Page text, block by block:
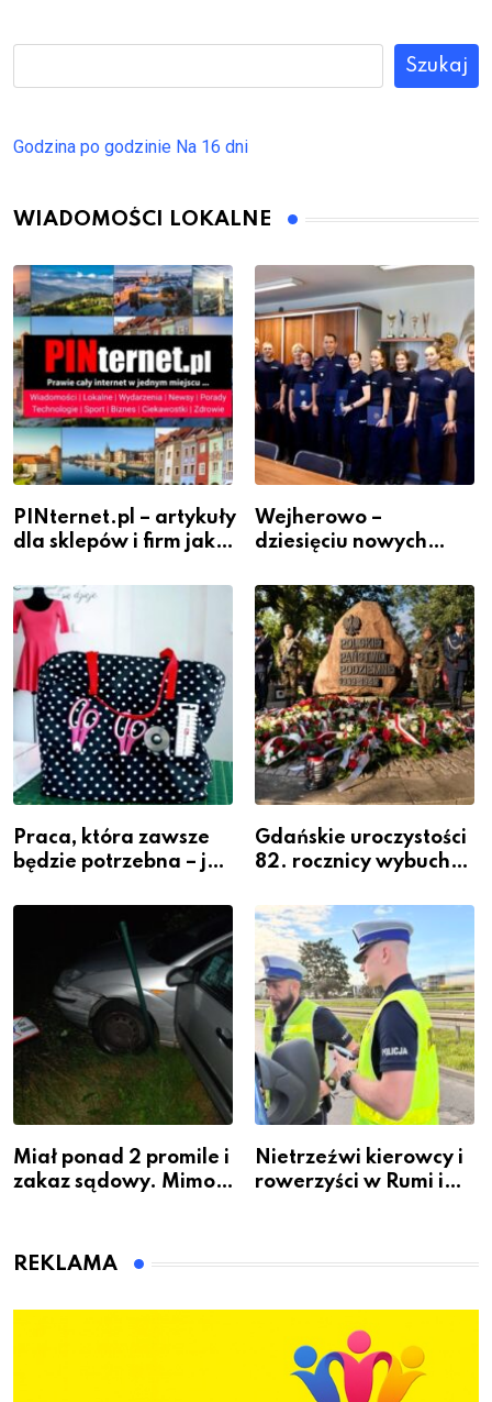
Szukaj
Godzina po godzinie Na 16 dni
WIADOMOŚCI LOKALNE
PINternet.pl – artykuły
dla sklepów i firm jako
widoczność
Wejherowo –
dziesięciu nowych
szeregach Komendy
Powiatowej
Praca, która zawsze
będzie potrzebna – jak
zawodem przyszłości i
gdzie się go nauczyć?
Gdańskie uroczystości
82. rocznicy wybuchu
Warszawskiego
Miał ponad 2 promile i
zakaz sądowy. Mimo
Bolszewie i uderzył w
Nietrzeźwi kierowcy i
rowerzyści w Rumi i
REKLAMA